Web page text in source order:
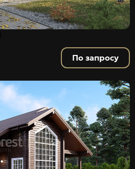
По запросу